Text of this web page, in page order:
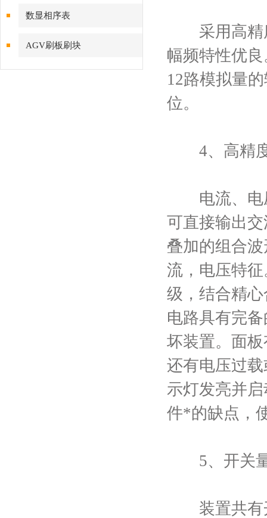
数显相序表
AGV刷板刷块
采用高精度
幅频特性优
12路模拟量
位。
4、高精度
电流、电压
可直接输出
叠加的组合
流，电压特
级，结合精
电路具有完
坏装置。面
还有电压过
示灯发亮并
件*的缺点，
5、开关量
装置共有开